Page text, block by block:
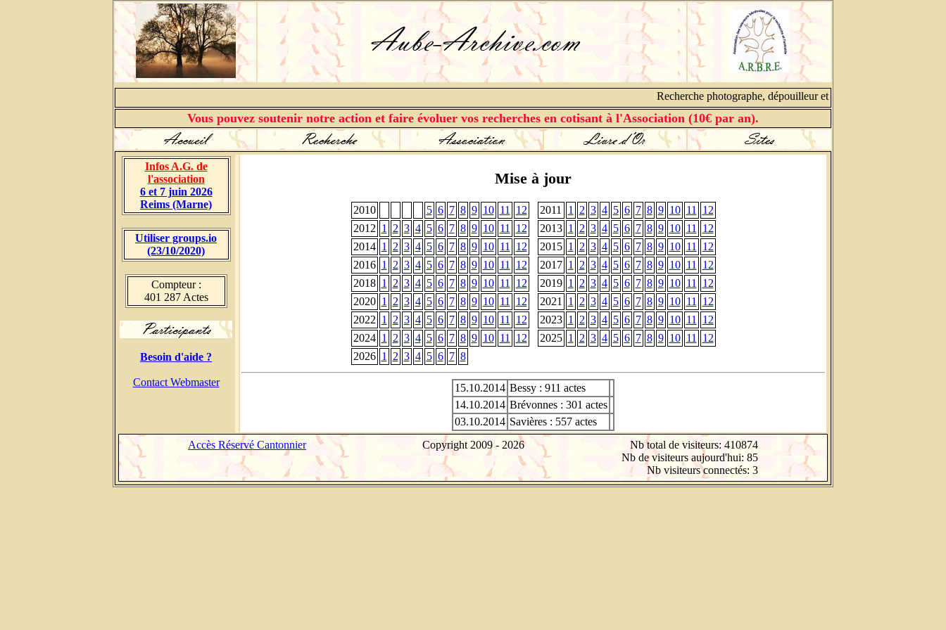
Recherche photographe, dépouilleur et cantonnier, contacter nous
Vous pouvez soutenir notre action et faire évoluer vos recherches en cotisant à l'Association (10€ par an).
Infos A.G. de
l'association
6 et 7 juin 2026
Reims (Marne)
Utiliser groups.io
(23/10/2020)
Compteur :
401 287 Actes
Besoin d'aide ?
Contact Webmaster
Mise à jour
2010 5 6 7 8 9 10 11 12 2011 1 2 3 4 5 6 7 8 9 10 11
12
2012 1 2 3 4 5 6 7 8 9 10 11 12 2013 1 2 3 4 5 6 7 8 9 10 11
12
2014 1 2 3 4 5 6 7 8 9 10 11 12 2015 1 2 3 4 5 6 7 8 9 10 11
12
2016 1 2 3 4 5 6 7 8 9 10 11 12 2017 1 2 3 4 5 6 7 8 9 10 11
12
2018 1 2 3 4 5 6 7 8 9 10 11 12 2019 1 2 3 4 5 6 7 8 9 10 11
12
2020 1 2 3 4 5 6 7 8 9 10 11 12 2021 1 2 3 4 5 6 7 8 9 10 11
12
2022 1 2 3 4 5 6 7 8 9 10 11 12 2023 1 2 3 4 5 6 7 8 9 10 11
12
2024 1 2 3 4 5 6 7 8 9 10 11 12 2025 1 2 3 4 5 6 7 8 9 10 11
12
2026 1 2 3 4 5 6 7 8
15.10.2014 Bessy : 911 actes
14.10.2014 Brévonnes : 301 actes
03.10.2014 Savières : 557 actes
Accès Réservé Cantonnier
Copyright 2009 - 2026
Nb total de visiteurs: 410874
Nb de visiteurs aujourd'hui: 85
Nb visiteurs connectés: 3